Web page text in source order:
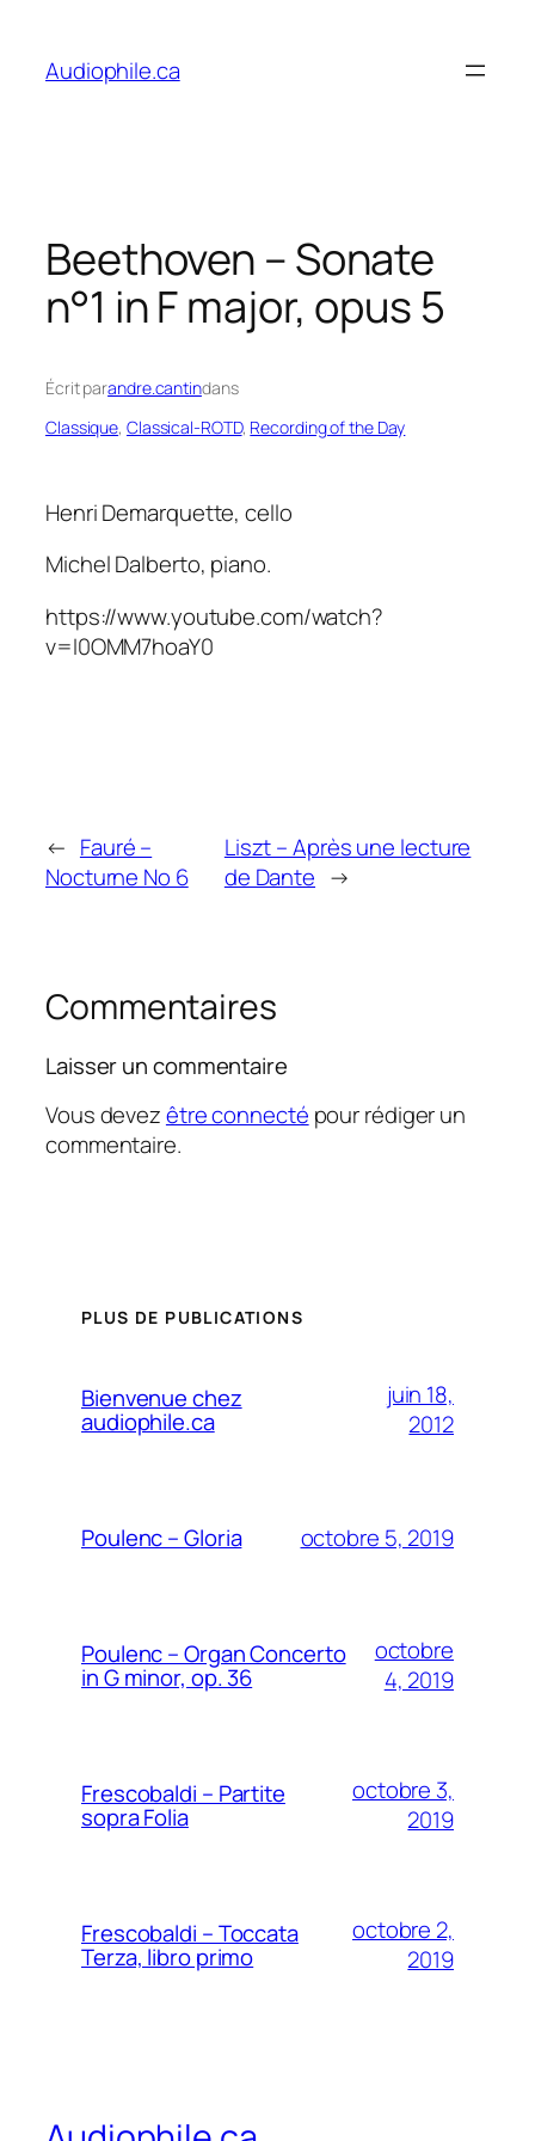
content
Audiophile.ca
Beethoven – Sonate
n°1 in F major, opus 5
Écrit parandre.cantindans
Classique, Classical-ROTD, Recording of the Day
Henri Demarquette, cello
Michel Dalberto, piano.
https://www.youtube.com/watch?
v=I0OMM7hoaY0
← Fauré –
Nocturne No 6
Liszt – Après une lecture
de Dante →
Commentaires
Laisser un commentaire
Vous devezêtre connecté pour rédiger un
commentaire.
PLUS DE PUBLICATIONS
Bienvenue chez
audiophile.ca
juin 18,
2012
Poulenc – Gloria octobre 5, 2019
Poulenc – Organ Concerto
in G minor, op. 36
octobre
4, 2019
Frescobaldi – Partite
sopra Folia
octobre 3,
2019
Frescobaldi – Toccata
Terza, libro primo
octobre 2,
2019